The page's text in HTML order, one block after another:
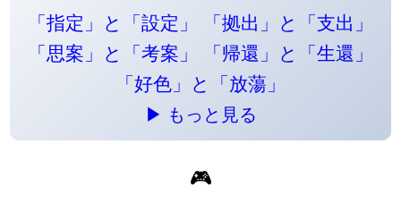
「指定」と「設定」
「拠出」と「支出」
「思案」と「考案」
「帰還」と「生還」
「好色」と「放蕩」
▶ もっと見る
🎮